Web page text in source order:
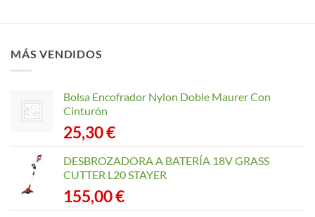
MÁS VENDIDOS
Bolsa Encofrador Nylon Doble Maurer Con
Cinturón
25,30€
DESBROZADORA A BATERÍA 18V GRASS
CUTTER L20 STAYER
155,00€